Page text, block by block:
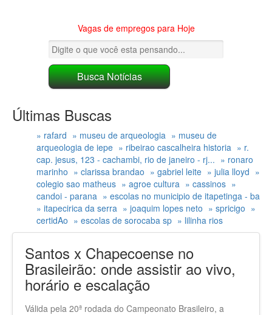
Vagas de empregos para Hoje
Últimas Buscas
» rafard » museu de arqueologia » museu de
arqueologia de iepe » ribeirao cascalheira historia » r.
cap. jesus, 123 - cachambi, rio de janeiro - rj... » ronaro
marinho » clarissa brandao » gabriel leite » julia lloyd »
colegio sao matheus » agroe cultura » cassinos »
candoi - parana » escolas no municipio de itapetinga - ba
» itapecirica da serra » joaquim lopes neto » spricigo »
certidAo » escolas de sorocaba sp » lilinha rios
Santos x Chapecoense no
Brasileirão: onde assistir ao vivo,
horário e escalação
Válida pela 20ª rodada do Campeonato Brasileiro, a